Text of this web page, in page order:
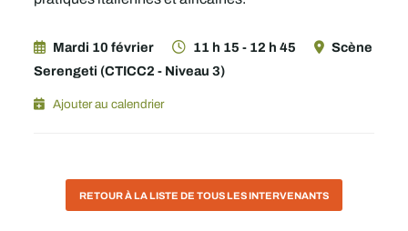
Mardi 10 février 11 h 15 - 12 h 45
Scène
Serengeti (CTICC2 - Niveau 3)
Ajouter au calendrier
RETOUR À LA LISTE DE TOUS LES INTERVENANTS